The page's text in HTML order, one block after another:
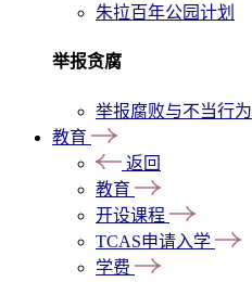
朱拉百年公园计划
举报贪腐
举报腐败与不当行为
教育
返回
教育
开设课程
TCAS申请入学
学费